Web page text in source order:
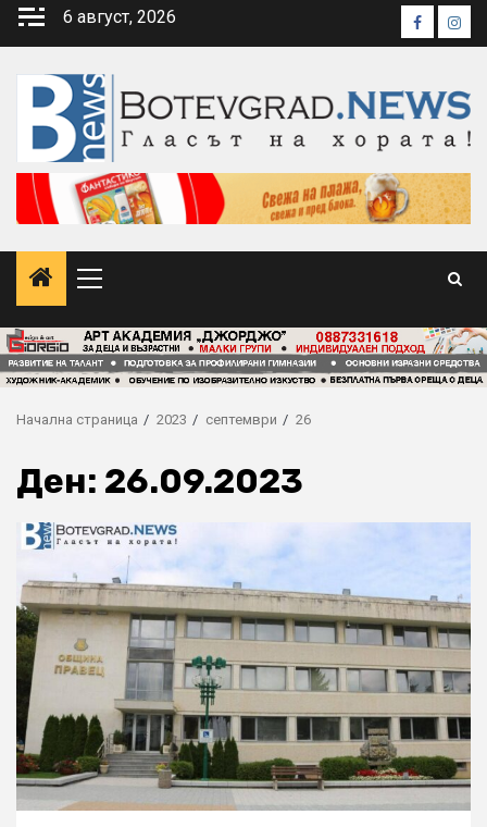
Skip
6 август, 2026 Facebook
Primary
Начална страница 2023 септември 26
Ден: 26.09.2023